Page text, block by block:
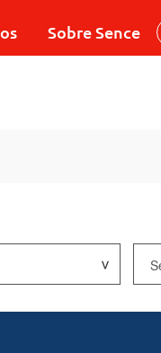
Sobre Sence